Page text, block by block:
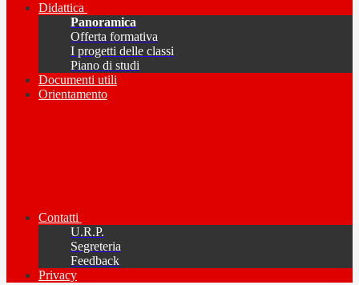
Didattica
Panoramica
Offerta formativa
I progetti delle classi
Piano di studi
Documenti utili
Orientamento
Contatti
U.R.P.
Segreteria
Feedback
Privacy